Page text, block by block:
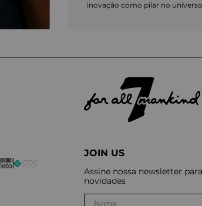
inovação como pilar no
JOIN US
Assine nossa newsletter
novidades